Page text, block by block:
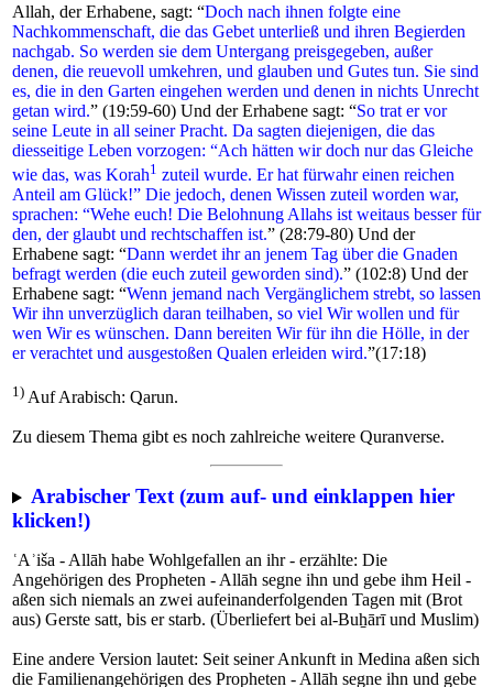
Allah, der Erhabene, sagt: “Doch nach ihnen folgte eine
Nachkommenschaft, die das Gebet unterließ und ihren Begierden
nachgab. So werden sie dem Untergang preisgegeben, außer
denen, die reuevoll umkehren, und glauben und Gutes tun. Sie sind
es, die in den Garten eingehen werden und denen in nichts Unrecht
getan wird.” (19:59-60) Und der Erhabene sagt: “So trat er vor
seine Leute in all seiner Pracht. Da sagten diejenigen, die das
diesseitige Leben vorzogen: “Ach hätten wir doch nur das Gleiche
wie das, was Korah1 zuteil wurde. Er hat fürwahr einen reichen
Anteil am Glück!” Die jedoch, denen Wissen zuteil worden war,
sprachen: “Wehe euch! Die Belohnung Allahs ist weitaus besser für
den, der glaubt und rechtschaffen ist.” (28:79-80) Und der
Erhabene sagt: “Dann werdet ihr an jenem Tag über die Gnaden
befragt werden (die euch zuteil geworden sind).” (102:8) Und der
Erhabene sagt: “Wenn jemand nach Vergänglichem strebt, so lassen
Wir ihn unverzüglich daran teilhaben, so viel Wir wollen und für
wen Wir es wünschen. Dann bereiten Wir für ihn die Hölle, in der
er verachtet und ausgestoßen Qualen erleiden wird.”(17:18)
1) Auf Arabisch: Qarun.
Zu diesem Thema gibt es noch zahlreiche weitere Quranverse.
Arabischer Text (zum auf- und einklappen hier
klicken!)
ʿAʾiša - Allāh habe Wohlgefallen an ihr - erzählte: Die
Angehörigen des Propheten - Allāh segne ihn und gebe ihm Heil -
aßen sich niemals an zwei aufeinanderfolgenden Tagen mit (Brot
aus) Gerste satt, bis er starb. (Überliefert bei al-Buẖārī und Muslim)
Eine andere Version lautet: Seit seiner Ankunft in Medina aßen sich
die Familienangehörigen des Propheten - Allāh segne ihn und gebe